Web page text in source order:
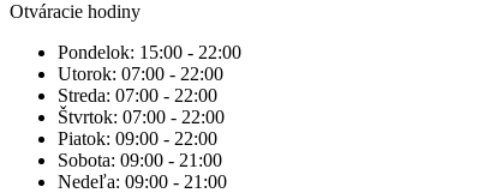
Otváracie hodiny
Pondelok: 15:00 - 22:00
Utorok: 07:00 - 22:00
Streda: 07:00 - 22:00
Štvrtok: 07:00 - 22:00
Piatok: 09:00 - 22:00
Sobota: 09:00 - 21:00
Nedeľa: 09:00 - 21:00